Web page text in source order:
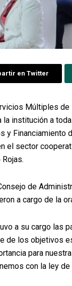
en Twitter
Múltiples
institución a
Financiamiento
el sector
de
a cargo de la
a su cargo las
de los objetivos
para
con la ley de